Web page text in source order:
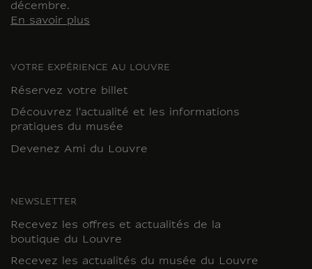
décembre.
En savoir plus
VOTRE EXPÉRIENCE AU LOUVRE
Réservez votre billet
Découvrez l'actualité et les informations
pratiques du musée
Devenez Ami du Louvre
NEWSLETTER
Recevez les offres et actualités de la
boutique du Louvre
Recevez les actualités du musée du Louvre